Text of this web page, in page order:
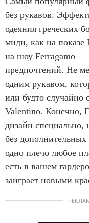
без рукавов.
одеяния греческих
миди, как на показе
на шоу Ferragamo —
предпочтений. Не
одним рукавом,
или будто случайно
Valentino. Конечно,
дизайн специально,
без
одно плечо любое
есть в вашем
заиграет новыми